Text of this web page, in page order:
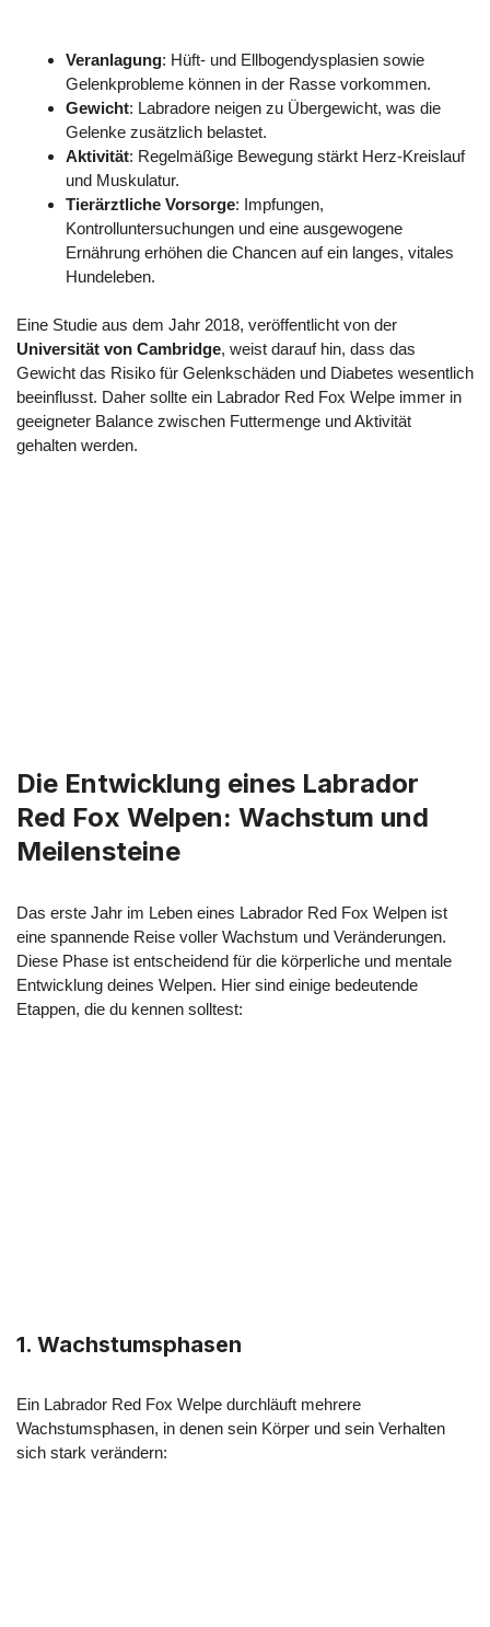
Veranlagung: Hüft- und Ellbogendysplasien sowie
Gelenkprobleme können in der Rasse vorkommen.
Gewicht: Labradore neigen zu Übergewicht, was die
Gelenke zusätzlich belastet.
Aktivität: Regelmäßige Bewegung stärkt Herz-Kreislauf
und Muskulatur.
Tierärztliche Vorsorge: Impfungen,
Kontrolluntersuchungen und eine ausgewogene
Ernährung erhöhen die Chancen auf ein langes, vitales
Hundeleben.
Eine Studie aus dem Jahr 2018, veröffentlicht von der
Universität von Cambridge, weist darauf hin, dass das
Gewicht das Risiko für Gelenkschäden und Diabetes wesentlich
beeinflusst. Daher sollte ein Labrador Red Fox Welpe immer in
geeigneter Balance zwischen Futtermenge und Aktivität
gehalten werden.
Die Entwicklung eines Labrador
Red Fox Welpen: Wachstum und
Meilensteine
Das erste Jahr im Leben eines Labrador Red Fox Welpen ist
eine spannende Reise voller Wachstum und Veränderungen.
Diese Phase ist entscheidend für die körperliche und mentale
Entwicklung deines Welpen. Hier sind einige bedeutende
Etappen, die du kennen solltest:
1. Wachstumsphasen
Ein Labrador Red Fox Welpe durchläuft mehrere
Wachstumsphasen, in denen sein Körper und sein Verhalten
sich stark verändern: